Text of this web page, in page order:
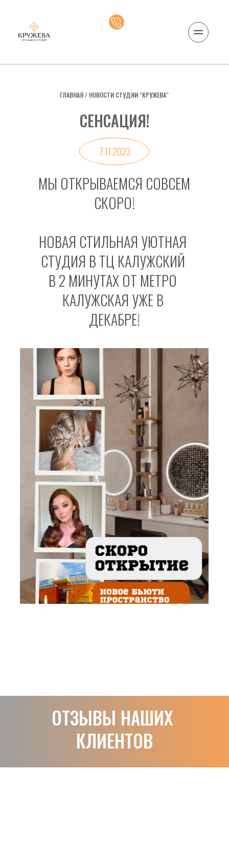
ГЛАВНАЯ / НОВОСТИ СТУДИИ "КРУЖЕВА"
СЕНСАЦИЯ!
7.11.2023
МЫ ОТКРЫВАЕМСЯ СОВСЕМ
СКОРО!
НОВАЯ СТИЛЬНАЯ УЮТНАЯ
СТУДИЯ В ТЦ КАЛУЖСКИЙ
В 2 МИНУТАХ ОТ МЕТРО
КАЛУЖСКАЯ УЖЕ В
ДЕКАБРЕ!
ОТЗЫВЫ НАШИХ
КЛИЕНТОВ